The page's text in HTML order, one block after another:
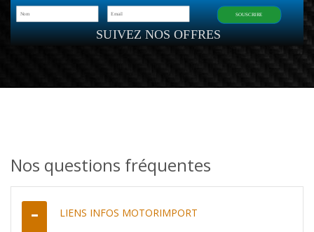
SUIVEZ NOS OFFRES
SOUSCRIRE
Nos questions fréquentes
LIENS INFOS MOTORIMPORT